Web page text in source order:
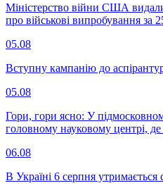
Міністерство війни США
про військові випробування за
05.08
Вступну кампанію до
05.08
Гори, гори ясно: У
головному науковому центрі,
06.08
В Україні 6 серпня утримається